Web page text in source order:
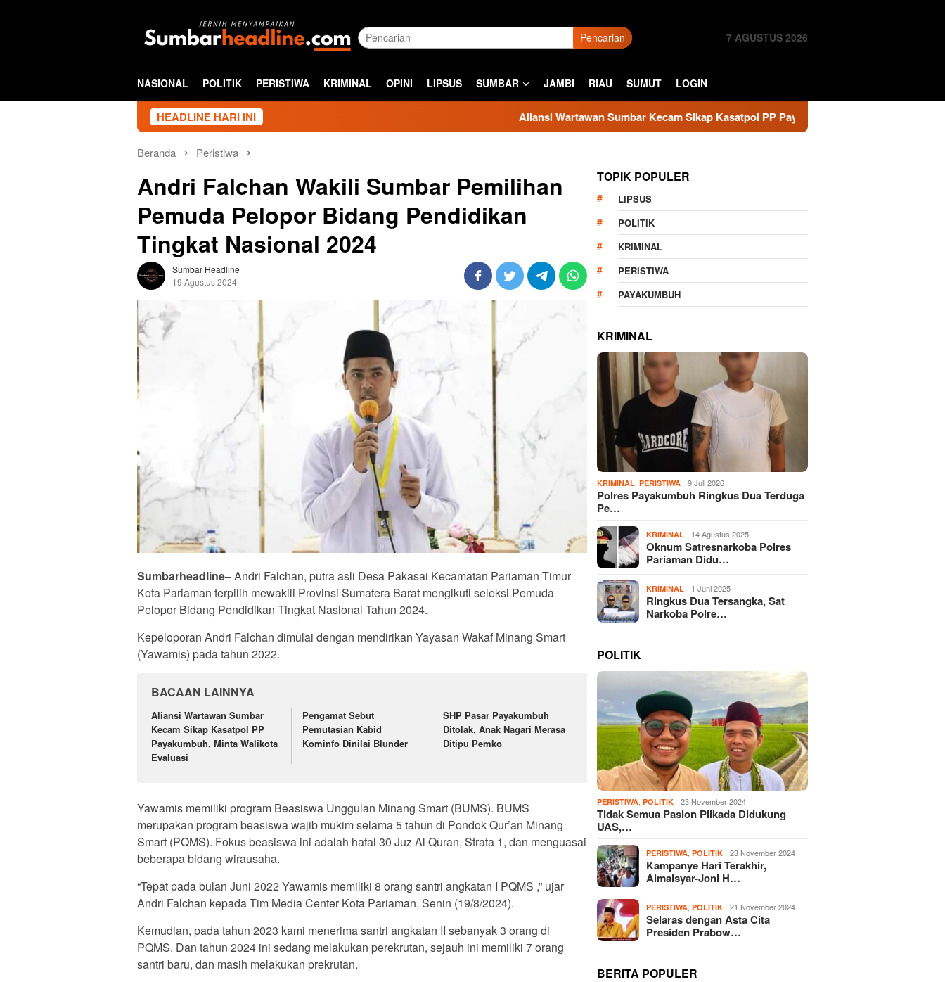
Pencarian 7 AGUSTUS 2026
NASIONAL POLITIK PERISTIWA KRIMINAL OPINI LIPSUS SUMBAR JAMBI RIAU SUMUT LOGIN
HEADLINE HARI INI Aliansi Wartawan Sumbar Kecam Sikap Kasatpol PP Payakumbuh, Minta Walikota Evaluasi
Beranda Peristiwa
Andri Falchan Wakili Sumbar Pemilihan
Pemuda Pelopor Bidang Pendidikan
Tingkat Nasional 2024
Sumbar Headline
19 Agustus 2024
Sumbarheadline– Andri Falchan, putra asli Desa Pakasai Kecamatan Pariaman Timur
Kota Pariaman terpilih mewakili Provinsi Sumatera Barat mengikuti seleksi Pemuda
Pelopor Bidang Pendidikan Tingkat Nasional Tahun 2024.
Kepeloporan Andri Falchan dimulai dengan mendirikan Yayasan Wakaf Minang Smart
(Yawamis) pada tahun 2022.
BACAAN LAINNYA
Aliansi Wartawan Sumbar
Kecam Sikap Kasatpol PP
Payakumbuh, Minta Walikota
Evaluasi
Pengamat Sebut
Pemutasian Kabid
Kominfo Dinilai Blunder
SHP Pasar Payakumbuh
Ditolak, Anak Nagari Merasa
Ditipu Pemko
Yawamis memiliki program Beasiswa Unggulan Minang Smart (BUMS). BUMS
merupakan program beasiswa wajib mukim selama 5 tahun di Pondok Qur’an Minang
Smart (PQMS). Fokus beasiswa ini adalah hafal 30 Juz Al Quran, Strata 1, dan menguasai
beberapa bidang wirausaha.
“Tepat pada bulan Juni 2022 Yawamis memiliki 8 orang santri angkatan I PQMS ,” ujar
Andri Falchan kepada Tim Media Center Kota Pariaman, Senin (19/8/2024).
Kemudian, pada tahun 2023 kami menerima santri angkatan II sebanyak 3 orang di
PQMS. Dan tahun 2024 ini sedang melakukan perekrutan, sejauh ini memiliki 7 orang
santri baru, dan masih melakukan prekrutan.
TOPIK POPULER
LIPSUS
POLITIK
KRIMINAL
PERISTIWA
PAYAKUMBUH
KRIMINAL
KRIMINAL ,PERISTIWA 9 Juli 2026
Polres Payakumbuh Ringkus Dua Terduga
Pe…
KRIMINAL 14 Agustus 2025
Oknum Satresnarkoba Polres
Pariaman Didu…
KRIMINAL 1 Juni 2025
Ringkus Dua Tersangka, Sat
Narkoba Polre…
POLITIK
PERISTIWA ,POLITIK 23 November 2024
Tidak Semua Paslon Pilkada Didukung
UAS,…
PERISTIWA ,POLITIK 23 November 2024
Kampanye Hari Terakhir,
Almaisyar-Joni H…
PERISTIWA ,POLITIK 21 November 2024
Selaras dengan Asta Cita
Presiden Prabow…
BERITA POPULER